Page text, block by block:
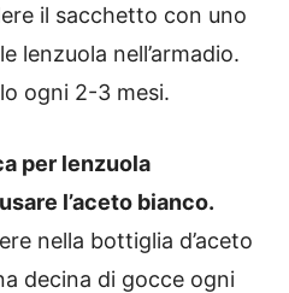
il sacchetto con uno
lenzuola nell’armadio.
ogni 2-3 mesi.
per lenzuola
l’aceto bianco.
nella bottiglia d’aceto
decina di gocce ogni